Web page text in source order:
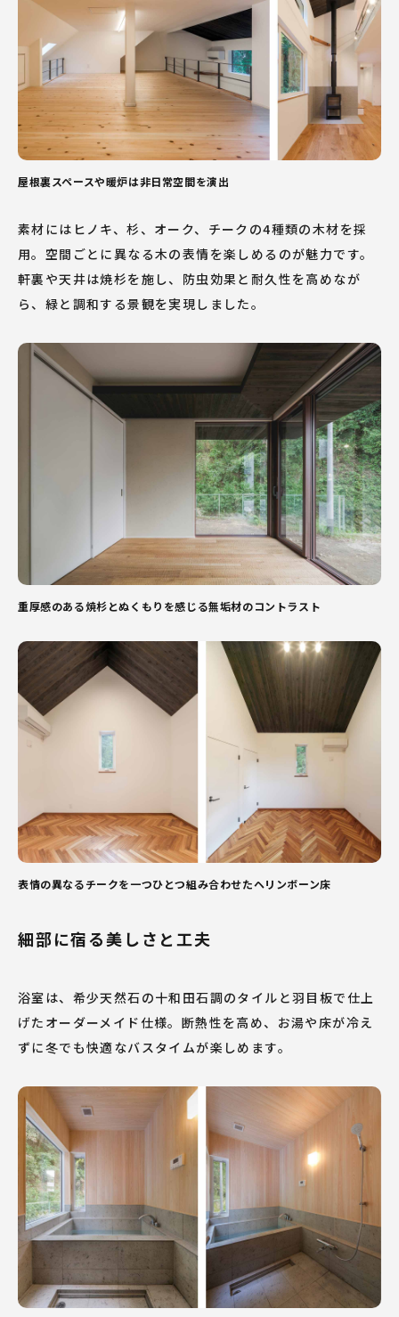
ROOM TOUR
ルームツアー
FEATURES
デザイン住宅を好価格で
強固な品質管理体制
アフターサービス
INTERVIEW
お客様インタビュー
PRODUCT
注文住宅
高性能な家づくり
MODEL HOUSE
LIFE DESIGN PARK 3D
AREA
OTHER
スタッフ紹介
採用情報
お客様相談窓口
アフターサポートのご依頼・ご相談
採用情報
オウンドメディア
資料請求・ご相談
ご来場予約
屋根裏スペースや暖炉は非日常空間を演出
素材にはヒノキ、杉、オーク、チークの4種類の木材を採
用。空間ごとに異なる木の表情を楽しめるのが魅力です。
軒裏や天井は焼杉を施し、防虫効果と耐久性を高めなが
ら、緑と調和する景観を実現しました。
重厚感のある焼杉とぬくもりを感じる無垢材のコントラスト
表情の異なるチークを一つひとつ組み合わせたヘリンボーン床
細部に宿る美しさと工夫
浴室は、希少天然石の十和田石調のタイルと羽目板で仕上
げたオーダーメイド仕様。断熱性を高め、お湯や床が冷え
ずに冬でも快適なバスタイムが楽しめます。